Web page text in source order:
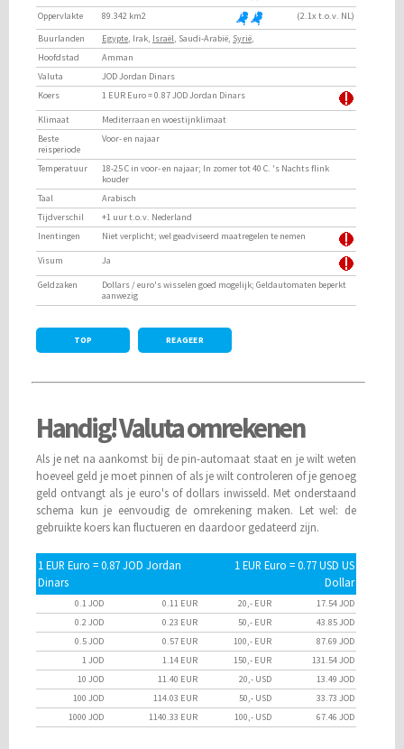
Oppervlakte
89.342 km2
(2.1x t.o.v. NL)
Buurlanden
Egypte, Irak, Israël, Saudi-Arabië, Syrië,
Hoofdstad
Amman
Valuta
JOD Jordan Dinars
Koers
1 EUR Euro = 0.87 JOD Jordan Dinars
Klimaat
Mediterraan en woestijnklimaat
Beste
reisperiode
Voor- en najaar
Temperatuur
18-25 C in voor- en najaar; In zomer tot 40 C. 's Nachts flink
kouder
Taal
Arabisch
Tijdverschil
+1 uur t.o.v. Nederland
Inentingen
Niet verplicht; wel geadviseerd maatregelen te nemen
Visum Ja
Geldzaken
Dollars / euro's wisselen goed mogelijk; Geldautomaten beperkt
aanwezig
TOP REAGEER
Handig! Valuta omrekenen
Als je net na aankomst bij de pin-automaat staat en je wilt weten
hoeveel geld je moet pinnen of als je wilt controleren of je genoeg
geld ontvangt als je euro's of dollars inwisseld. Met onderstaand
schema kun je eenvoudig de omrekening maken. Let wel: de
gebruikte koers kan fluctueren en daardoor gedateerd zijn.
1 EUR Euro = 0.87 JOD Jordan
Dinars
1 EUR Euro = 0.77 USD US
Dollar
0.1 JOD 0.11 EUR 20,- EUR
17.54 JOD
0.2 JOD
0.23 EUR 50,- EUR
43.85 JOD
0.5 JOD
0.57 EUR 100,- EUR
87.69 JOD
1 JOD
1.14 EUR 150,- EUR
131.54 JOD
10 JOD
11.40 EUR 20,- USD
13.49 JOD
100 JOD
114.03 EUR 50,- USD
33.73 JOD
1000 JOD
1140.33 EUR 100,- USD 67.46 JOD